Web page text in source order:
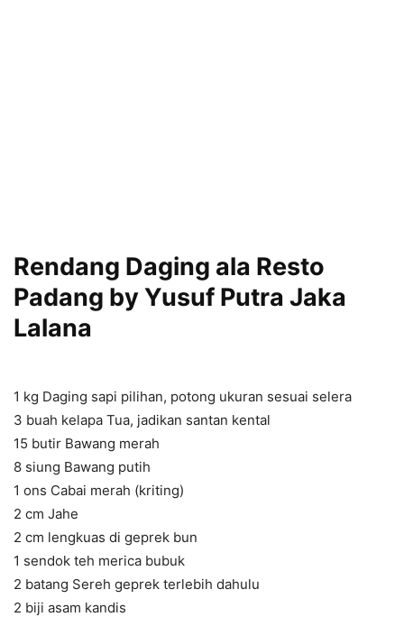
Rendang Daging ala Resto
Padang by Yusuf Putra Jaka
Lalana
1 kg Daging sapi pilihan, potong ukuran sesuai selera
3 buah kelapa Tua, jadikan santan kental
15 butir Bawang merah
8 siung Bawang putih
1 ons Cabai merah (kriting)
2 cm Jahe
2 cm lengkuas di geprek bun
1 sendok teh merica bubuk
2 batang Sereh geprek terlebih dahulu
2 biji asam kandis